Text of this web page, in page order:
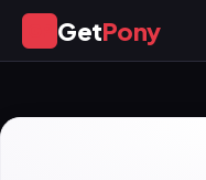
GetPony